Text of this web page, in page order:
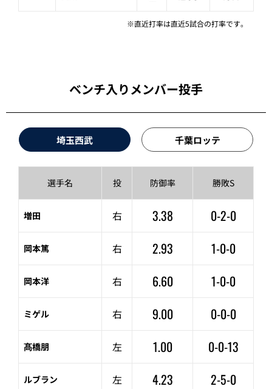
※直近打率は直近5試合の打率です。
ベンチ入りメンバー投手
埼玉西武 千葉ロッテ
選手名 投 防御率 勝敗S
増田 右 3.38 0-2-0
岡本篤 右 2.93 1-0-0
岡本洋 右 6.60 1-0-0
ミゲル 右 9.00 0-0-0
髙橋朋 左 1.00 0-0-13
ルブラン 左 4.23 2-5-0